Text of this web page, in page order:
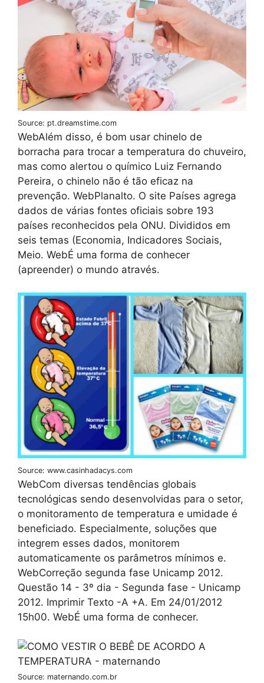
Source: pt.dreamstime.com
WebAlém disso, é bom usar chinelo de
borracha para trocar a temperatura do chuveiro,
mas como alertou o químico Luiz Fernando
Pereira, o chinelo não é tão eficaz na
prevenção. WebPlanalto. O site Países agrega
dados de várias fontes oficiais sobre 193
países reconhecidos pela ONU. Divididos em
seis temas (Economia, Indicadores Sociais,
Meio. WebÉ uma forma de conhecer
(apreender) o mundo através.
Source: www.casinhadacys.com
WebCom diversas tendências globais
tecnológicas sendo desenvolvidas para o setor,
o monitoramento de temperatura e umidade é
beneficiado. Especialmente, soluções que
integrem esses dados, monitorem
automaticamente os parâmetros mínimos e.
WebCorreção segunda fase Unicamp 2012.
Questão 14 - 3º dia - Segunda fase - Unicamp
2012. Imprimir Texto -A +A. Em 24/01/2012
15h00. WebÉ uma forma de conhecer.
Source: maternando.com.br